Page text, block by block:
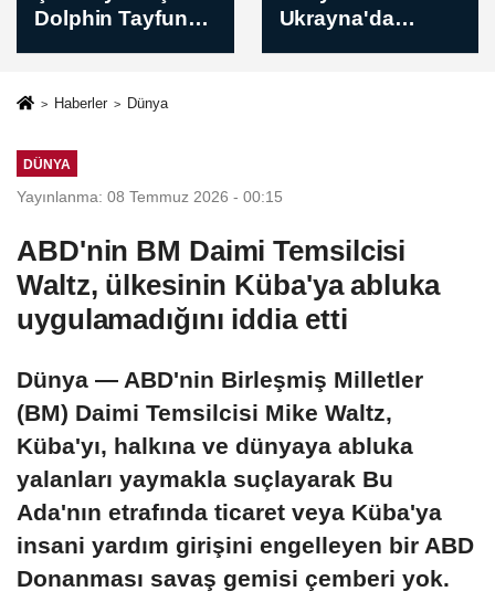
Ukrayna'da
İvanovka
kontrolümüze
geçti
TL? Bugün
Haberler Dünya
DÜNYA
Yayınlanma: 08 Temmuz 2026 - 00:15
ABD'nin BM Daimi Temsilcisi
Waltz, ülkesinin Küba'ya abluka
uygulamadığını iddia etti
Dünya — ABD'nin Birleşmiş Milletler
(BM) Daimi Temsilcisi Mike Waltz,
Küba'yı, halkına ve dünyaya abluka
yalanları yaymakla suçlayarak Bu
Ada'nın etrafında ticaret veya Küba'ya
insani yardım girişini engelleyen bir ABD
Donanması savaş gemisi çemberi yok.